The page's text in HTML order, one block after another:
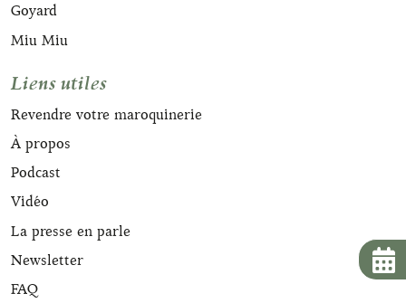
Goyard
Miu Miu
Liens utiles
Revendre votre maroquinerie
À propos
Podcast
Vidéo
La presse en parle
Newsletter
FAQ